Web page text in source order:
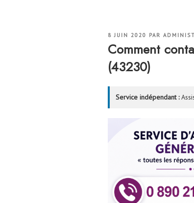
PUBLIÉ
8 JUIN 2020 PAR
Comment
(43230)
Service indépendant :